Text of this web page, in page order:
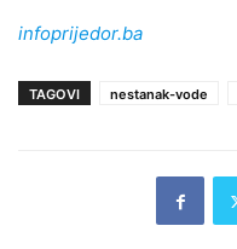
infoprijedor.ba
TAGOVI nestanak-vode